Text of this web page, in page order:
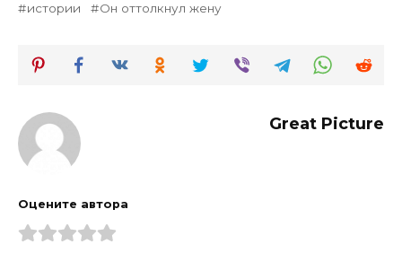
истории Он оттолкнул жену
Great Picture
Оцените автора